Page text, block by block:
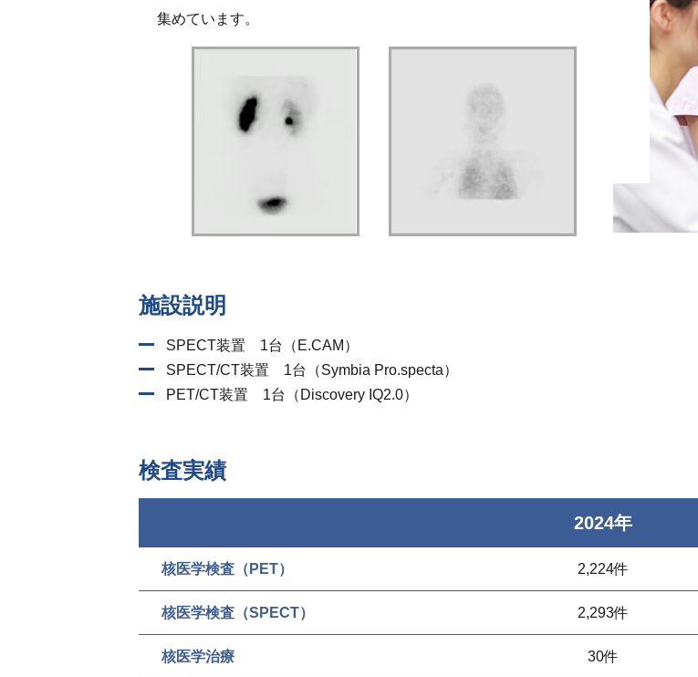
集めています。
施設説明
SPECT装置 1台（E.CAM）
SPECT/CT装置 1台（Symbia Pro.specta）
PET/CT装置 1台（Discovery IQ2.0）
検査実績
2024年
核医学検査（PET） 2,224件
核医学検査（SPECT） 2,293件
核医学治療 30件